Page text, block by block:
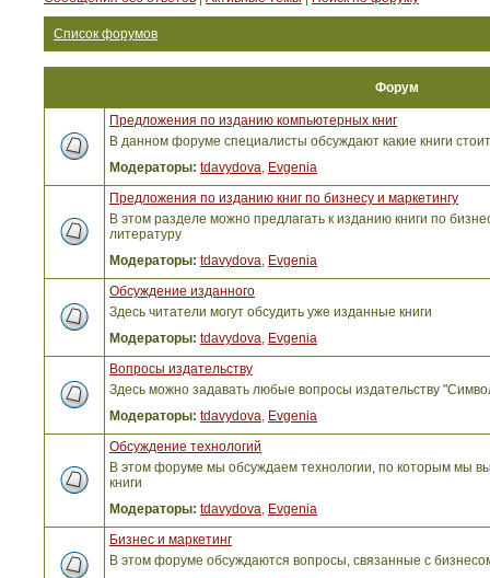
Список форумов
Форум
Предложения по изданию компьютерных книг
В данном форуме специалисты обсуждают какие книги
Модераторы: tdavydova, Evgenia
Предложения по изданию книг по бизнесу и маркетингу
В этом разделе можно предлагать к изданию книги по
литературу
Модераторы: tdavydova, Evgenia
Обсуждение изданного
Здесь читатели могут обсудить уже изданные книги
Модераторы: tdavydova, Evgenia
Вопросы издательству
Здесь можно задавать любые вопросы издательству
Модераторы: tdavydova, Evgenia
Обсуждение технологий
В этом форуме мы обсуждаем технологии, по которым мы
книги
Модераторы: tdavydova, Evgenia
Бизнес и маркетинг
В этом форуме обсуждаются вопросы, связанные с